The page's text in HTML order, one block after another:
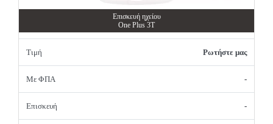
Επισκευή ηχείου
One Plus 3T
Τιμή Ρωτήστε μας
Με ΦΠΑ -
Επισκευή -